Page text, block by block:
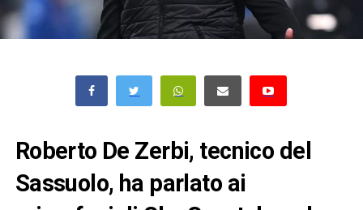
Roberto De Zerbi, tecnico del
Sassuolo, ha parlato ai